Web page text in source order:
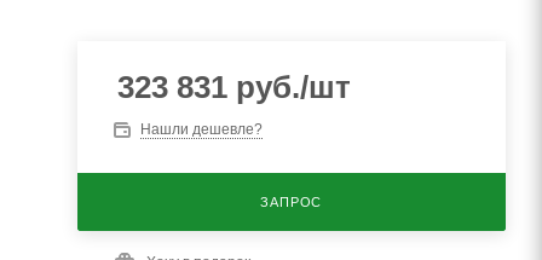
323 831руб./шт
Нашли дешевле?
ЗАПРОС